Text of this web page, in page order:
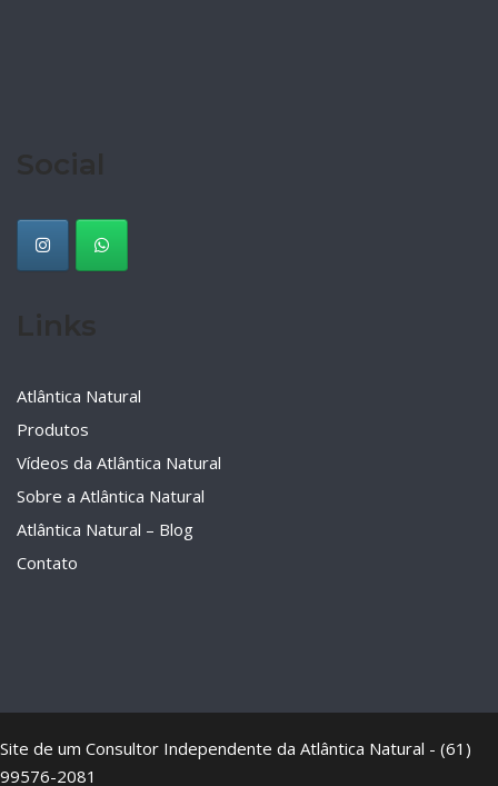
Atlântica Natural
Produtos
Vídeos da Atlântica Natural
Sobre a Atlântica Natural
Atlântica Natural – Blog
Contato
Site de um Consultor Independente da Atlântica Natural - (61)
99576-2081